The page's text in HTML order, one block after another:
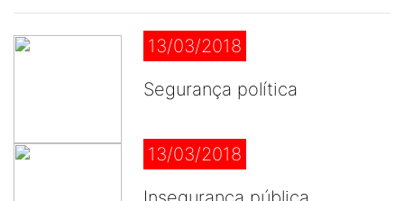
13/03/2018
Segurança política
13/03/2018